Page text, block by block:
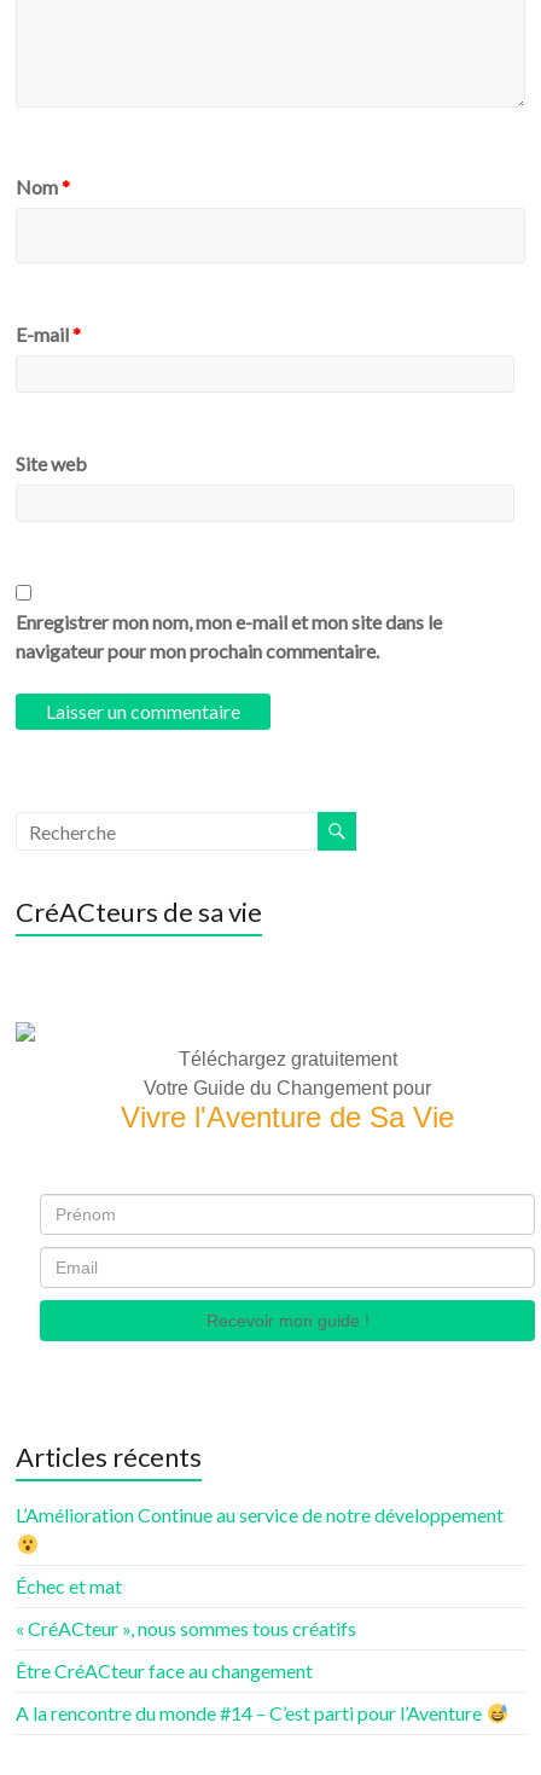
Nom*
E-mail*
Site web
Enregistrer mon nom, mon e-mail et mon site dans le
navigateur pour mon prochain commentaire.
CréACteurs de sa vie
Téléchargez gratuitement
Votre Guide du Changement pour
Vivre l'Aventure de Sa Vie
Recevoir mon guide !
Articles récents
L’Amélioration Continue au service de notre développement
Échec et mat
« CréACteur », nous sommes tous créatifs
Être CréACteur face au changement
A la rencontre du monde #14 – C’est parti pour l’Aventure